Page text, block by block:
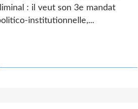
: il veut son 3e mandat
institutionnelle,...